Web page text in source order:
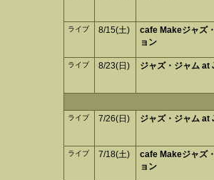
ライブ 8/15(土)
cafe Makeジャズ
ョン
ライブ 8/23(日) ジャズ・ジャム at
ライブ 7/26(日) ジャズ・ジャム at
ライブ 7/18(土)
cafe Makeジャズ
ョン